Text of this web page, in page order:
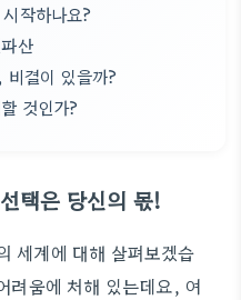
작하나요?
산
비결이 있을까?
것인가?
택은 당신의 몫!
세계에 대해 살펴보겠습
려움에 처해 있는데요, 여